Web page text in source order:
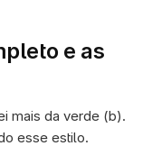
e as
mais da verde (b).
esse estilo.